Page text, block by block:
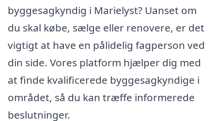
byggesagkyndig i Marielyst? Uanset om
du skal købe, sælge eller renovere, er det
vigtigt at have en pålidelig fagperson ved
din side. Vores platform hjælper dig med
at finde kvalificerede byggesagkyndige i
området, så du kan træffe informerede
beslutninger.